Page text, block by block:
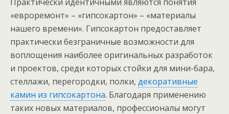
«евроремонт» – «гипсокартон» – «материалы
нашего времени». Гипсокартон предоставляет
практически безграничные возможности для
воплощения наиболее оригинальных разработок
и проектов, среди которых стойки для мини-бара,
стеллажи, перегородки, полки, декоративные
камин из гипсокартона. Благодаря применению
таких новых материалов, профессионалы могут